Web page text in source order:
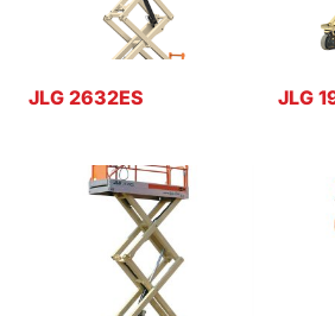
JLG 2632ES JLG